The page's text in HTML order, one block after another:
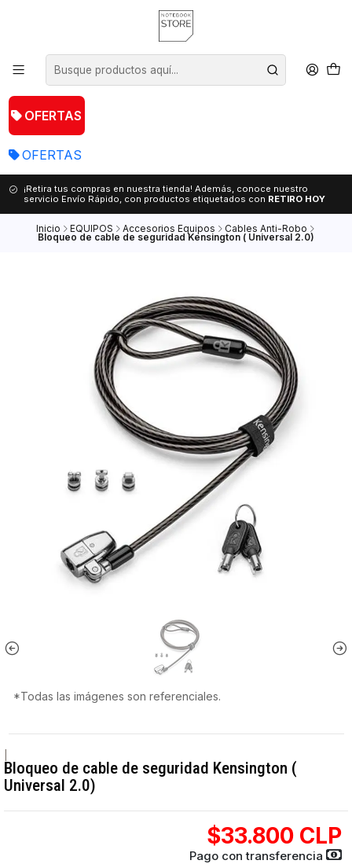
OFERTAS
OFERTAS
¡Retira tus compras en nuestra tienda! Además, conoce nuestro
servicio Envío Rápido, con productos etiquetados con RETIRO HOY
Inicio EQUIPOS Accesorios Equipos Cables Anti-Robo
Bloqueo de cable de seguridad Kensington ( Universal 2.0)
*Todas las imágenes son referenciales.
Bloqueo de cable de seguridad Kensington (
Universal 2.0)
$33.800 CLP
Pago con transferencia